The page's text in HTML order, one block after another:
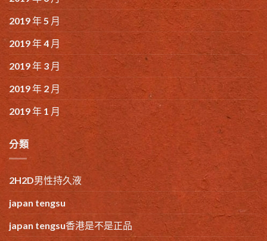
2019 年 5 月
2019 年 4 月
2019 年 3 月
2019 年 2 月
2019 年 1 月
分類
2H2D男性持久液
japan tengsu
japan tengsu香港是不是正品